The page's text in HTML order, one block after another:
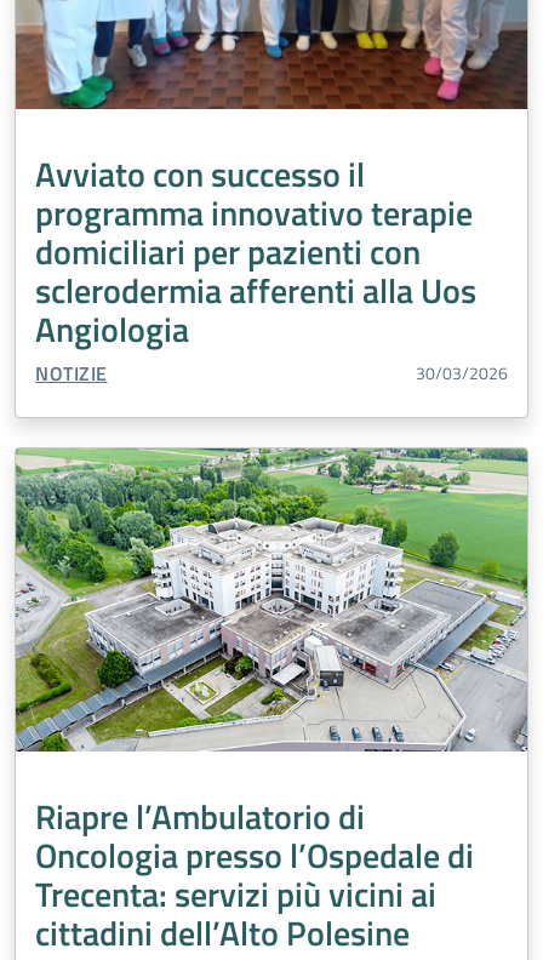
Avviato con successo il
programma innovativo terapie
domiciliari per pazienti con
sclerodermia afferenti alla Uos
Angiologia
TIPO CONTENUTO:
NOTIZIE 30/03/2026
Riapre l’Ambulatorio di
Oncologia presso l’Ospedale di
Trecenta: servizi più vicini ai
cittadini dell’Alto Polesine